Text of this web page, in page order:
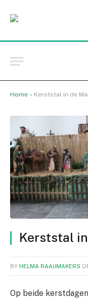
Home » Kerststal in de
Kerststal
BY HELMA RAAIJMAKERS
Op beide